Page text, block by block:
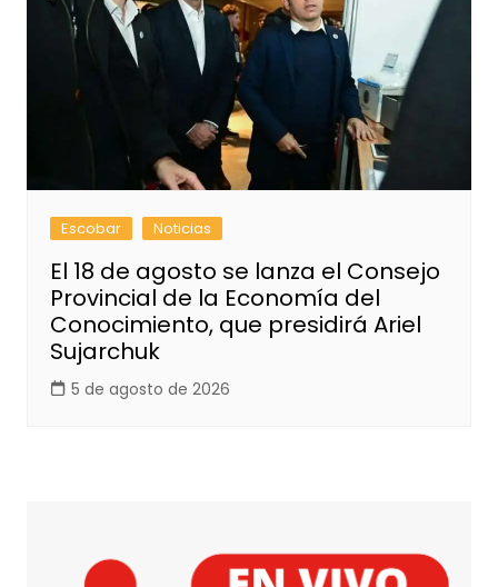
Escobar Noticias
El 18 de agosto se lanza el Consejo
Provincial de la Economía del
Conocimiento, que presidirá Ariel
Sujarchuk
5 de agosto de 2026